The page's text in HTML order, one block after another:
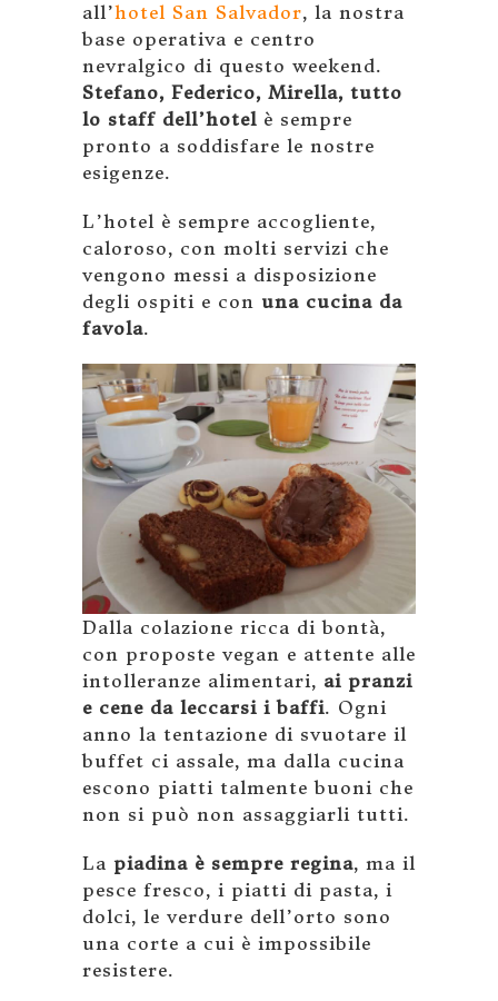
all’hotel San Salvador, la nostra
base operativa e centro
nevralgico di questo weekend.
Stefano, Federico, Mirella, tutto
lo staff dell’hotel è sempre
pronto a soddisfare le nostre
esigenze.
L’hotel è sempre accogliente,
caloroso, con molti servizi che
vengono messi a disposizione
degli ospiti e con una cucina da
favola.
Dalla colazione ricca di bontà,
con proposte vegan e attente alle
intolleranze alimentari, ai pranzi
e cene da leccarsi i baffi. Ogni
anno la tentazione di svuotare il
buffet ci assale, ma dalla cucina
escono piatti talmente buoni che
non si può non assaggiarli tutti.
La piadina è sempre regina, ma il
pesce fresco, i piatti di pasta, i
dolci, le verdure dell’orto sono
una corte a cui è impossibile
resistere.